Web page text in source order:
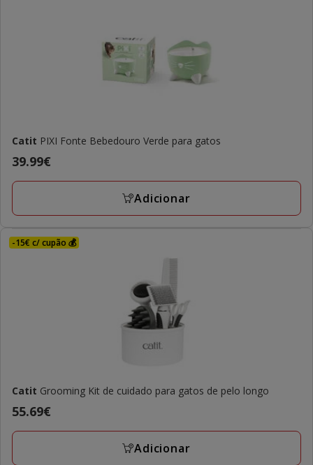
Catit PIXI Fonte Bebedouro Verde para gatos
Preço
39.99€
39.99€
Adicionar
-15€ c/ cupão 💰
Catit Grooming Kit de cuidado para gatos de pelo longo
Preço
55.69€
55.69€
Adicionar